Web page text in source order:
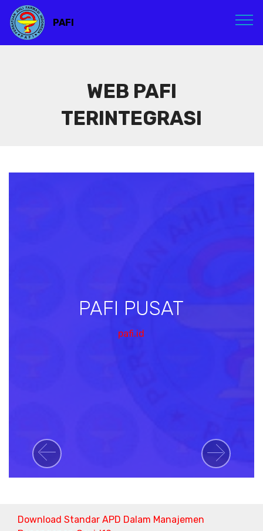
PAFI
WEB PAFI
TERINTEGRASI
PAFI PUSAT
pafi.id
Previous Next
Download Standar APD Dalam Manajemen